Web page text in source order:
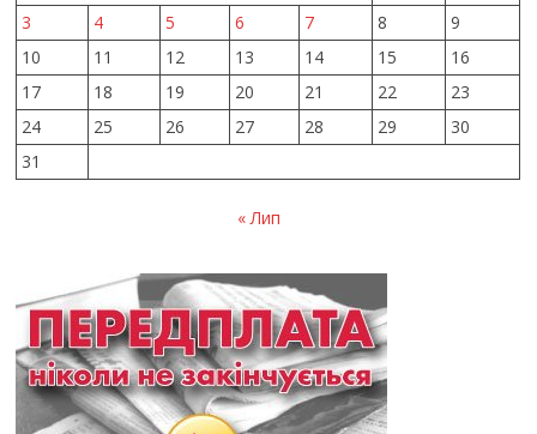
3
4 5 6 7 8
9
10
11 12 13 14 15
16
17
18 19 20 21 22
23
24
25 26 27 28 29
30
31
« Лип